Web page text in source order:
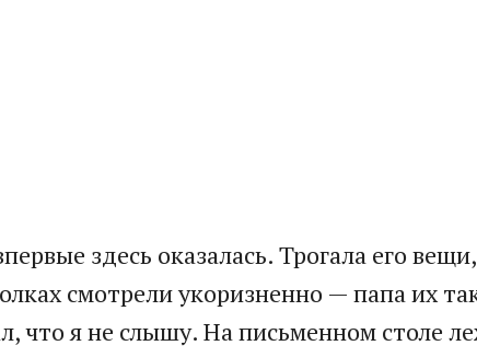
здесь оказалась. Трогала его
смотрели укоризненно — папа их
что я не слышу. На письменном столе